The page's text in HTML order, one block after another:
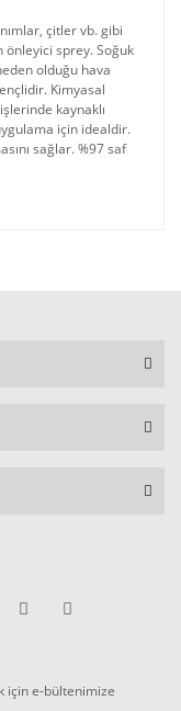
çitler vb. gibi
sprey. Soğuk
olduğu hava
Kimyasal
kaynaklı
için idealdir.
sağlar. %97 saf
için e-bültenimize